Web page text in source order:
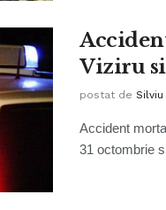
Viziru
postat de Silviu
Accident
31 octombrie